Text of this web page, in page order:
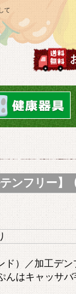
て
ンフリー
ド）／加工デ
はキャッサバ